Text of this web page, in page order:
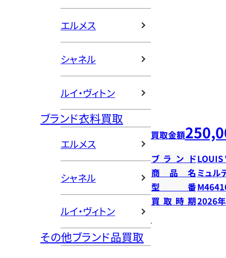
エルメス
シャネル
ルイ・ヴィトン
ブランド衣料買取
エルメス
シャネル
ルイ・ヴィトン
その他ブランド品買取
買取金額
ブランドLOUIS
商品名 ミュル
型番
買取時期2026